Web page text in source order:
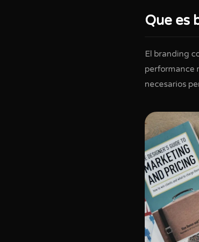
Que es
El branding
performance
necesarios